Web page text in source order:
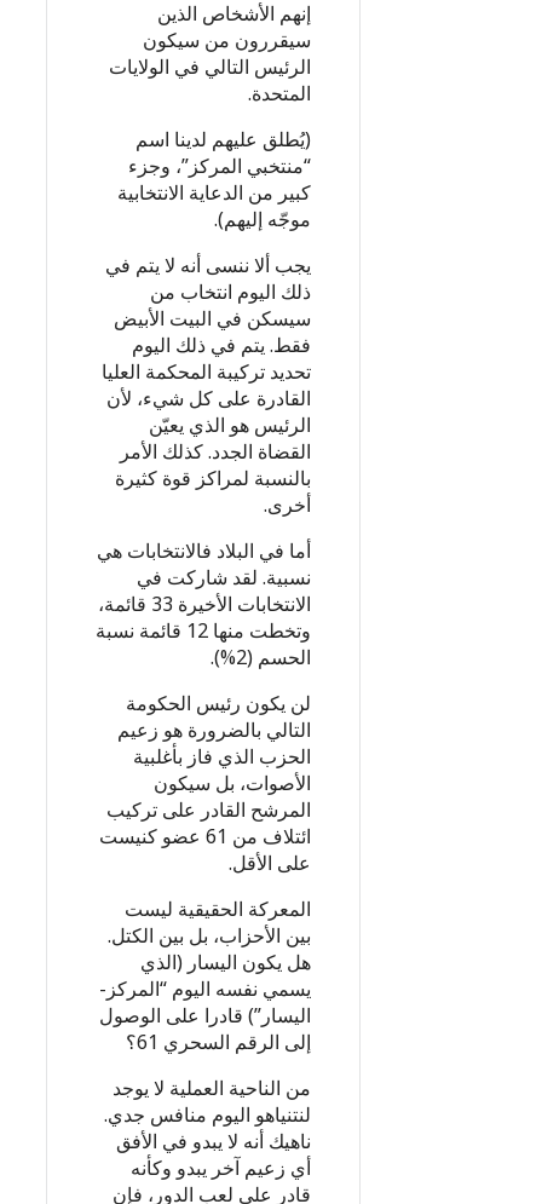
إنهم الأشخاص الذين
سيقررون من سيكون
الرئيس التالي في الولايات
المتحدة.
(يُطلق عليهم لدينا اسم
“منتخبي المركز”، وجزء
كبير من الدعاية الانتخابية
موجّه إليهم).
يجب ألا ننسى أنه لا يتم في
ذلك اليوم انتخاب من
سيسكن في البيت الأبيض
فقط. يتم في ذلك اليوم
تحديد تركيبة المحكمة العليا
القادرة على كل شيء، لأن
الرئيس هو الذي يعيّن
القضاة الجدد. كذلك الأمر
بالنسبة لمراكز قوة كثيرة
أخرى.
أما في البلاد فالانتخابات هي
نسبية. لقد شاركت في
الانتخابات الأخيرة 33 قائمة،
وتخطت منها 12 قائمة نسبة
الحسم (2%).
لن يكون رئيس الحكومة
التالي بالضرورة هو زعيم
الحزب الذي فاز بأغلبية
الأصوات، بل سيكون
المرشح القادر على تركيب
ائتلاف من 61 عضو كنيست
على الأقل.
المعركة الحقيقية ليست
بين الأحزاب، بل بين الكتل.
هل يكون اليسار (الذي
يسمي نفسه اليوم “المركز-
اليسار”) قادرا على الوصول
إلى الرقم السحري 61؟
من الناحية العملية لا يوجد
لنتنياهو اليوم منافس جدي.
ناهيك أنه لا يبدو في الأفق
أي زعيم آخر يبدو وكأنه
قادر على لعب الدور، فإن